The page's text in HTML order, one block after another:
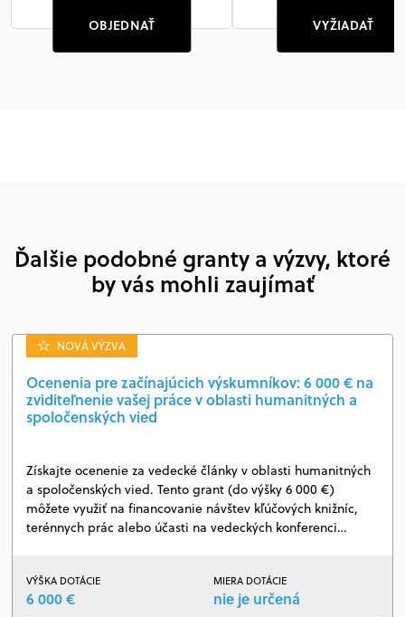
OBJEDNAŤ VYŽIADAŤ
Ďalšie podobné granty a výzvy, ktoré
by vás mohli zaujímať
NOVÁ VÝZVA
Ocenenia pre začínajúcich výskumníkov: 6 000 € na
zviditeľnenie vašej práce v oblasti humanitných a
spoločenských vied
Získajte ocenenie za vedecké články v oblasti humanitných
a spoločenských vied. Tento grant (do výšky 6 000 €)
môžete využiť na financovanie návštev kľúčových knižníc,
terénnych prác alebo účasti na vedeckých konferenci…
VÝŠKA DOTÁCIE
6 000 €
MIERA DOTÁCIE
nie je určená